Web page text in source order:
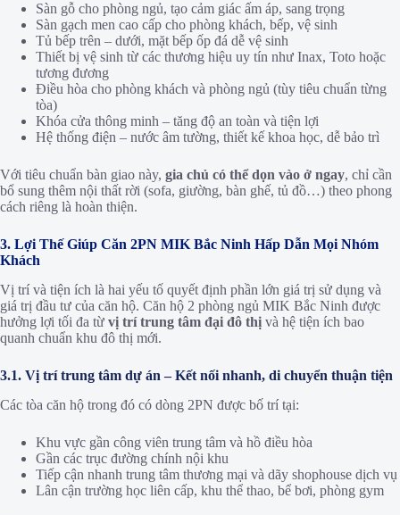
Sàn gỗ cho phòng ngủ, tạo cảm giác ấm áp, sang trọng
Sàn gạch men cao cấp cho phòng khách, bếp, vệ sinh
Tủ bếp trên – dưới, mặt bếp ốp đá dễ vệ sinh
Thiết bị vệ sinh từ các thương hiệu uy tín như Inax, Toto hoặc
tương đương
Điều hòa cho phòng khách và phòng ngủ (tùy tiêu chuẩn từng
tòa)
Khóa cửa thông minh – tăng độ an toàn và tiện lợi
Hệ thống điện – nước âm tường, thiết kế khoa học, dễ bảo trì
Với tiêu chuẩn bàn giao này, gia chủ có thể dọn vào ở ngay, chỉ cần
bổ sung thêm nội thất rời (sofa, giường, bàn ghế, tủ đồ…) theo phong
cách riêng là hoàn thiện.
3. Lợi Thế Giúp Căn 2PN MIK Bắc Ninh Hấp Dẫn Mọi Nhóm
Khách
Vị trí và tiện ích là hai yếu tố quyết định phần lớn giá trị sử dụng và
giá trị đầu tư của căn hộ. Căn hộ 2 phòng ngủ MIK Bắc Ninh được
hưởng lợi tối đa từ vị trí trung tâm đại đô thị và hệ tiện ích bao
quanh chuẩn khu đô thị mới.
3.1. Vị trí trung tâm dự án – Kết nối nhanh, di chuyển thuận tiện
Các tòa căn hộ trong đó có dòng 2PN được bố trí tại:
Khu vực gần công viên trung tâm và hồ điều hòa
Gần các trục đường chính nội khu
Tiếp cận nhanh trung tâm thương mại và dãy shophouse dịch vụ
Lân cận trường học liên cấp, khu thể thao, bể bơi, phòng gym